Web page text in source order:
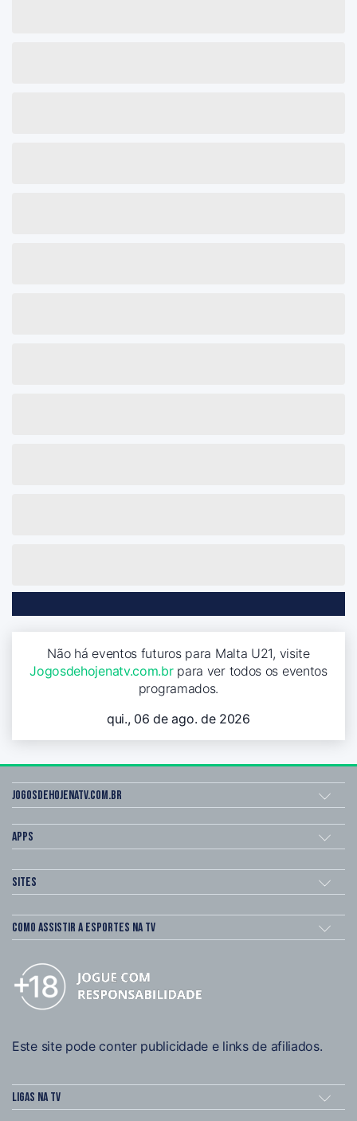
Não há eventos futuros para Malta U21, visite
Jogosdehojenatv.com.brpara ver todos os eventos
programados.
qui., 06 de ago. de 2026
Jogosdehojenatv.com.br
Apps
Sites
Como assistir a esportes na TV
Este site pode conter publicidade e links de afiliados.
Ligas na TV